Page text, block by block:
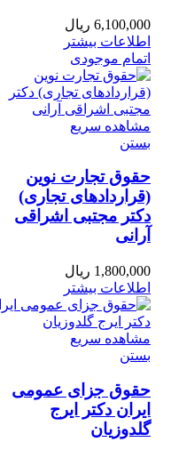
6,100,000 ریال
اطلاعات بیشتر
اتمام موجودی
مشاهده سریع
بستن
حقوق تجارت نوین
(قراردادهای تجاری)
دکتر مجتبی اشراقی
آرانی
1,800,000 ریال
اطلاعات بیشتر
مشاهده سریع
بستن
حقوق جزای عمومی
ایران دکتر ایرج
گلدوزیان